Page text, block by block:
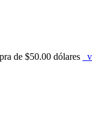
de $50.00 dólares